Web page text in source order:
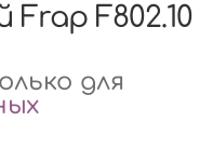
F802.10
для